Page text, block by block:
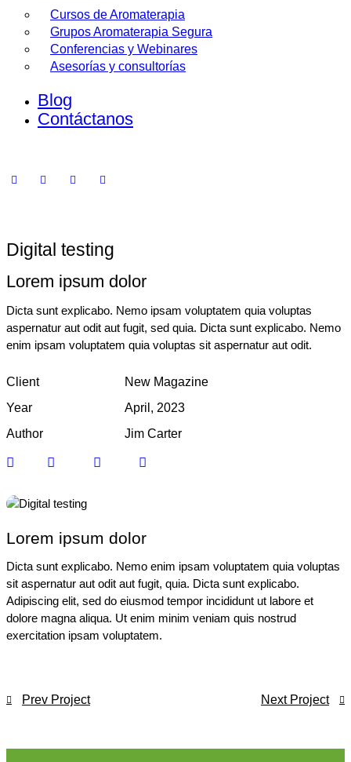
Cursos de Aromaterapia
Grupos Aromaterapia Segura
Conferencias y Webinares
Asesorías y consultorías
Blog
Contáctanos
Digital testing
Lorem ipsum dolor
Dicta sunt explicabo. Nemo enim ipsam voluptatem quia voluptas
sit aspernatur aut odit aut fugit, quia. Dicta sunt explicabo.
Adipiscing elit, sed do eiusmod tempor incididunt ut labore et
dolore magna aliqua. Ut enim minim veniam quis nostrud
exercitation ipsam voluptatem.
Lorem ipsum dolor
Dicta sunt explicabo. Nemo ipsam voluptatem quia voluptas
aspernatur aut odit aut fugit, sed quia. Dicta sunt explicabo. Nemo
enim ipsam voluptatem quia voluptas sit aspernatur aut odit.
Client
New Magazine
Year
April, 2023
Author
Jim Carter
Prev Project Next Project